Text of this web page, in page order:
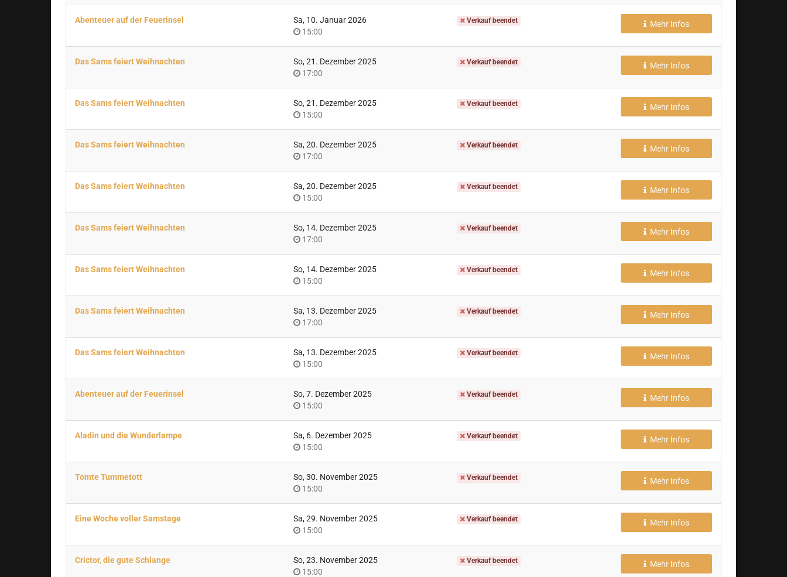
Abenteuer auf der Feuerinsel
Sa, 10. Januar 2026
Uhrzeit
15:00
Verkauf beendet Mehr Infos
Das Sams feiert Weihnachten
So, 21. Dezember 2025
Uhrzeit
17:00
Verkauf beendet Mehr Infos
Das Sams feiert Weihnachten
So, 21. Dezember 2025
Uhrzeit
15:00
Verkauf beendet Mehr Infos
Das Sams feiert Weihnachten
Sa, 20. Dezember 2025
Uhrzeit
17:00
Verkauf beendet Mehr Infos
Das Sams feiert Weihnachten
Sa, 20. Dezember 2025
Uhrzeit
15:00
Verkauf beendet Mehr Infos
Das Sams feiert Weihnachten
So, 14. Dezember 2025
Uhrzeit
17:00
Verkauf beendet Mehr Infos
Das Sams feiert Weihnachten
So, 14. Dezember 2025
Uhrzeit
15:00
Verkauf beendet Mehr Infos
Das Sams feiert Weihnachten
Sa, 13. Dezember 2025
Uhrzeit
17:00
Verkauf beendet Mehr Infos
Das Sams feiert Weihnachten
Sa, 13. Dezember 2025
Uhrzeit
15:00
Verkauf beendet Mehr Infos
Abenteuer auf der Feuerinsel
So, 7. Dezember 2025
Uhrzeit
15:00
Verkauf beendet Mehr Infos
Aladin und die Wunderlampe
Sa, 6. Dezember 2025
Uhrzeit
15:00
Verkauf beendet Mehr Infos
Tomte Tummetott
So, 30. November 2025
Uhrzeit
15:00
Verkauf beendet Mehr Infos
Eine Woche voller Samstage
Sa, 29. November 2025
Uhrzeit
15:00
Verkauf beendet Mehr Infos
Crictor, die gute Schlange
So, 23. November 2025
Uhrzeit
15:00
Verkauf beendet Mehr Infos